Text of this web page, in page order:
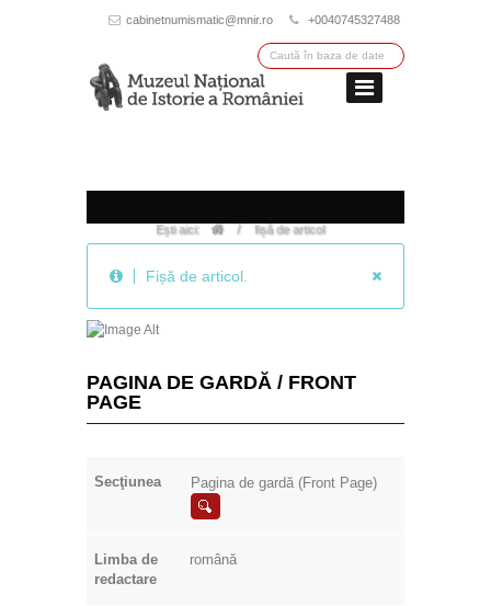
cabinetnumismatic@mnir.ro +0040745327488
Ești aici: / fișă de articol
Fișă de articol.
PAGINA DE GARDĂ / FRONT
PAGE
Secţiunea Pagina de gardă (Front Page)
Limba de
redactare
română